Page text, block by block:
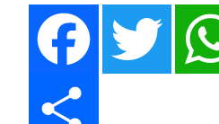
Twitter